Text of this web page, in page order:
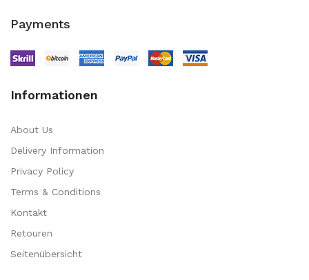
Payments
Informationen
About Us
Delivery Information
Privacy Policy
Terms & Conditions
Kontakt
Retouren
Seitenübersicht